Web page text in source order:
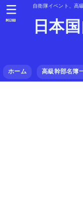
自衛隊イベント、高
日本
ホーム 高級幹部名簿
MENU